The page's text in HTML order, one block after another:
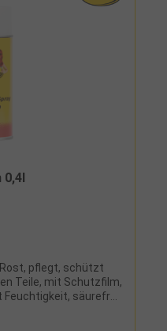
0,4l
pflegt, schützt
Teile, mit Schutzfilm,
säurefrei,